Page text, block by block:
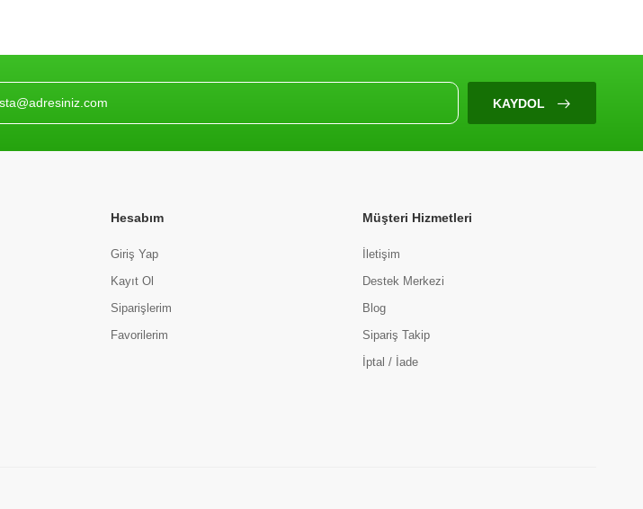
KAYDOL
Hesabım
Giriş Yap
Kayıt Ol
Siparişlerim
Favorilerim
Müşteri Hizmetleri
İletişim
Destek Merkezi
Blog
Sipariş Takip
İptal / İade